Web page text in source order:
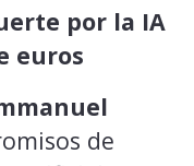
por la IA
euros
de